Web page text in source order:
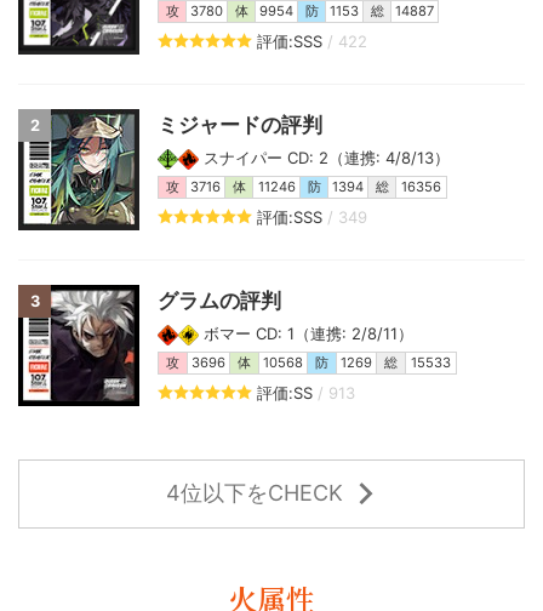
攻 3780 体 9954 防 1153 総 14887
評価:SSS / 422
2 ミジャードの評判
スナイパー CD: 2（連携: 4/8/13）
攻 3716 体 11246 防 1394 総 16356
評価:SSS / 349
3 グラムの評判
ボマー CD: 1（連携: 2/8/11）
攻 3696 体 10568 防 1269 総 15533
評価:SS / 913
4位以下をCHECK
火属性